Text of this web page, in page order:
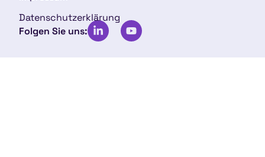
Datenschutzerklärung
Folgen Sie uns: